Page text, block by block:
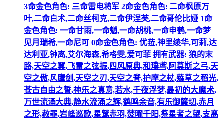
3命金色角色: 三命雷电将军 2命金色角色: 二命枫原万
叶,二命白术,二命丝柯克,二命伊涅芙,二命哥伦比娅 1命
金色角色: 一命甘雨,一命魈,一命胡桃,一命申鹤,一命梦
见月瑞希,一命尼可 0命金色角色: 优菈,神里绫华,可莉,达
达利亚,钟离,艾尔海森,希格雯,爱可菲 拥有武器: 狼的末
路,天空之翼,飞雷之弦振,四风原典,和璞鸢,阿莫斯之弓,天
空之傲,风鹰剑,天空之刃,天空之脊,护摩之杖,薙草之稻光,
苍古自由之誓,神乐之真意,若水,千夜浮梦,最初的大魔术,
万世流涌大典,静水流涌之辉,鹤鸣余音,有乐御簾切,赤月
之形,赦罪,岩峰巡歌,星鹫赤羽,焚曜千阳,祭星者之望,支离